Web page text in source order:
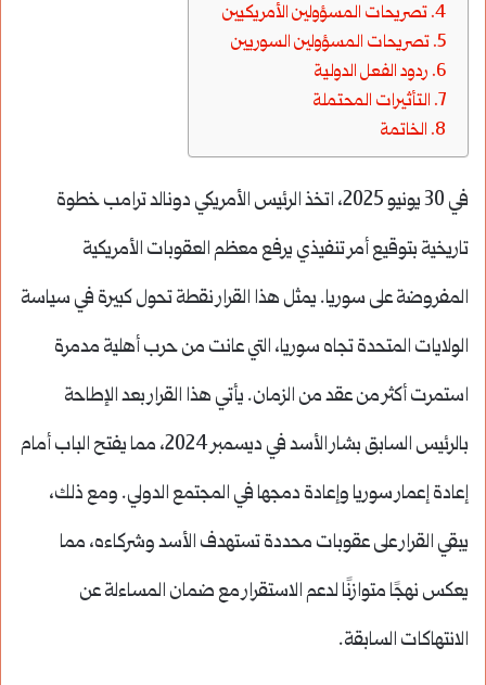
تصريحات المسؤولين الأمريكيين
تصريحات المسؤولين السوريين
ردود الفعل الدولية
التأثيرات المحتملة
الخاتمة
في 30 يونيو 2025، اتخذ الرئيس الأمريكي دونالد ترامب خطوة
تاريخية بتوقيع أمر تنفيذي يرفع معظم العقوبات الأمريكية
المفروضة على سوريا. يمثل هذا القرار نقطة تحول كبيرة في سياسة
الولايات المتحدة تجاه سوريا، التي عانت من حرب أهلية مدمرة
استمرت أكثر من عقد من الزمان. يأتي هذا القرار بعد الإطاحة
بالرئيس السابق بشار الأسد في ديسمبر 2024، مما يفتح الباب أمام
إعادة إعمار سوريا وإعادة دمجها في المجتمع الدولي. ومع ذلك،
يبقي القرار على عقوبات محددة تستهدف الأسد وشركاءه، مما
يعكس نهجًا متوازنًا لدعم الاستقرار مع ضمان المساءلة عن
الانتهاكات السابقة.